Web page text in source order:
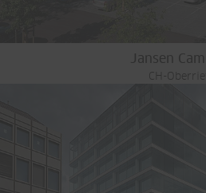
Jansen
CH-